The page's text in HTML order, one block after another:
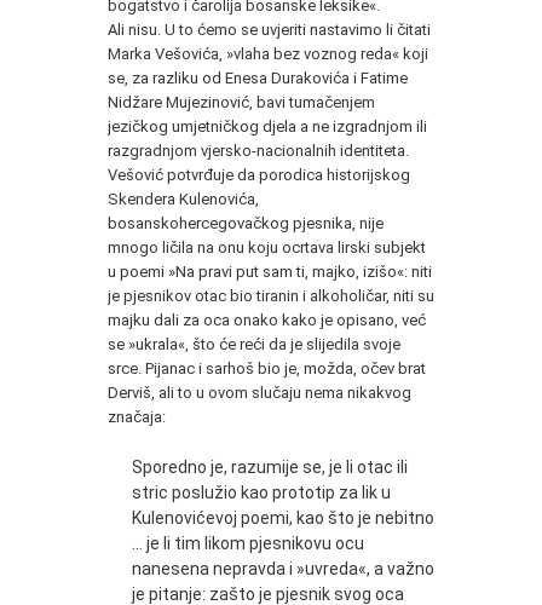
bogatstvo i čarolija bosanske leksike«.
Ali nisu. U to ćemo se uvjeriti nastavimo li čitati
Marka Vešovića, »vlaha bez voznog reda« koji
se, za razliku od Enesa Durakovića i Fatime
Nidžare Mujezinović, bavi tumačenjem
jezičkog umjetničkog djela a ne izgradnjom ili
razgradnjom vjersko-nacionalnih identiteta.
Vešović potvrđuje da porodica historijskog
Skendera Kulenovića,
bosanskohercegovačkog pjesnika, nije
mnogo ličila na onu koju ocrtava lirski subjekt
u poemi »Na pravi put sam ti, majko, izišo«: niti
je pjesnikov otac bio tiranin i alkoholičar, niti su
majku dali za oca onako kako je opisano, već
se »ukrala«, što će reći da je slijedila svoje
srce. Pijanac i sarhoš bio je, možda, očev brat
Derviš, ali to u ovom slučaju nema nikakvog
značaja:
Sporedno je, razumije se, je li otac ili
stric poslužio kao prototip za lik u
Kulenovićevoj poemi, kao što je nebitno
… je li tim likom pjesnikovu ocu
nanesena nepravda i »uvreda«, a važno
je pitanje: zašto je pjesnik svog oca